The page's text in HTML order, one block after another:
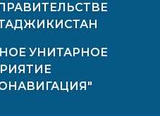
УНИТАРНОЕ